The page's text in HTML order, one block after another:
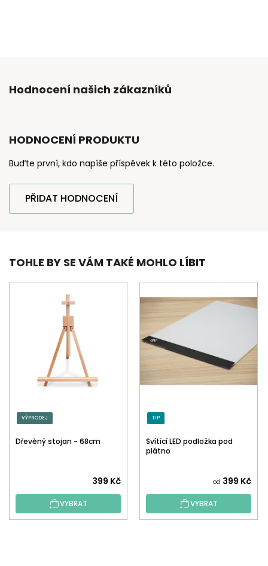
Hodnocení našich zákazníků
HODNOCENÍ PRODUKTU
Buďte první, kdo napíše příspěvek k této položce.
PŘIDAT HODNOCENÍ
TOHLE BY SE VÁM TAKÉ MOHLO LÍBIT
VÝPRODEJ
Dřevěný stojan - 68cm
399 Kč
VYBRAT
TIP
Svítící LED podložka pod
plátno
od 399 Kč
VYBRAT